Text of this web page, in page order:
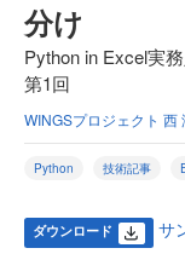
分け
Python in Excel実
第1回
WINGSプロジェクト 西
Python 技術記事
ダウンロード サ